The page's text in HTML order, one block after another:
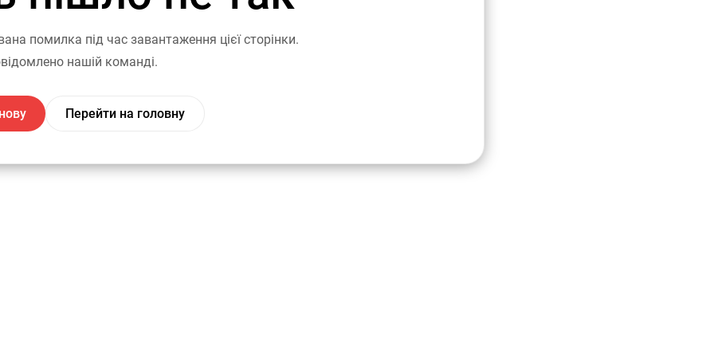
помилка під час завантаження цієї сторінки.
нашій команді.
Перейти на головну